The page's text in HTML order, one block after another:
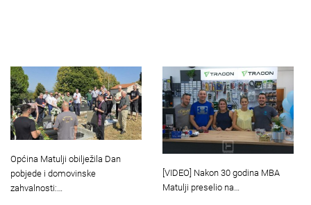
Općina Matulji obilježila Dan
pobjede i domovinske
zahvalnosti:…
[VIDEO] Nakon 30 godina MBA
Matulji preselio na…